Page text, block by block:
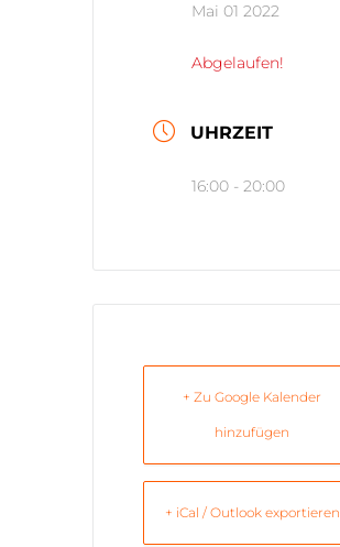
Mai 01 2022
Abgelaufen!
UHRZEIT
16:00 - 20:00
+ Zu Google Kalender
hinzufügen
+ iCal / Outlook exportieren